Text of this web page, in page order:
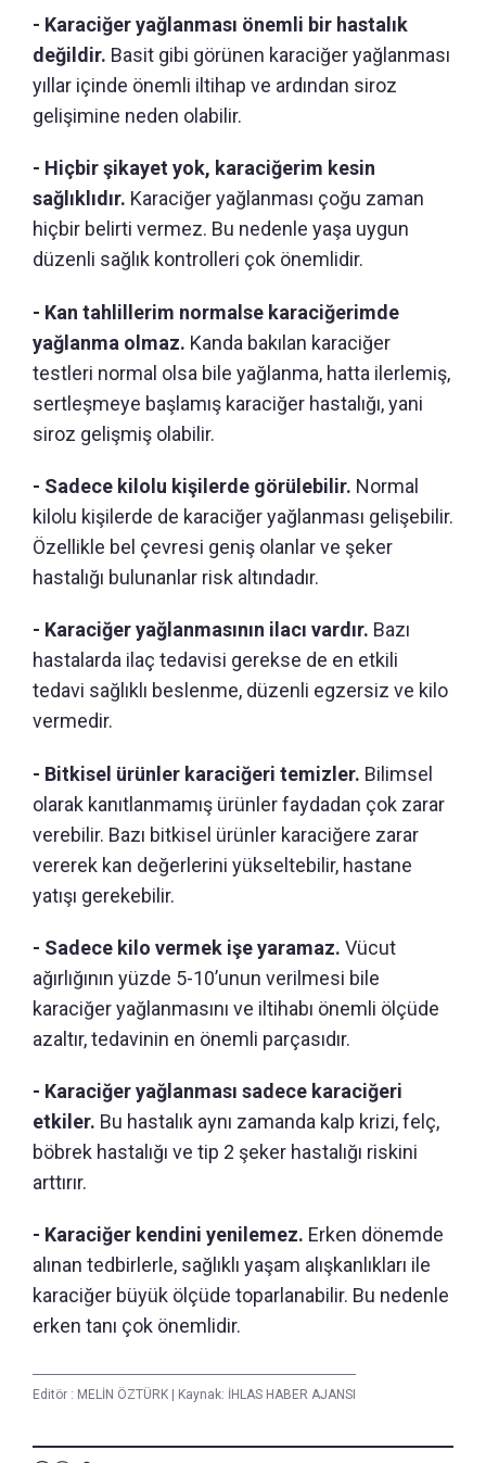
- Karaciğer yağlanması önemli bir hastalık
değildir. Basit gibi görünen karaciğer yağlanması
yıllar içinde önemli iltihap ve ardından siroz
gelişimine neden olabilir.
- Hiçbir şikayet yok, karaciğerim kesin
sağlıklıdır. Karaciğer yağlanması çoğu zaman
hiçbir belirti vermez. Bu nedenle yaşa uygun
düzenli sağlık kontrolleri çok önemlidir.
- Kan tahlillerim normalse karaciğerimde
yağlanma olmaz. Kanda bakılan karaciğer
testleri normal olsa bile yağlanma, hatta ilerlemiş,
sertleşmeye başlamış karaciğer hastalığı, yani
siroz gelişmiş olabilir.
- Sadece kilolu kişilerde görülebilir. Normal
kilolu kişilerde de karaciğer yağlanması gelişebilir.
Özellikle bel çevresi geniş olanlar ve şeker
hastalığı bulunanlar risk altındadır.
- Karaciğer yağlanmasının ilacı vardır. Bazı
hastalarda ilaç tedavisi gerekse de en etkili
tedavi sağlıklı beslenme, düzenli egzersiz ve kilo
vermedir.
- Bitkisel ürünler karaciğeri temizler. Bilimsel
olarak kanıtlanmamış ürünler faydadan çok zarar
verebilir. Bazı bitkisel ürünler karaciğere zarar
vererek kan değerlerini yükseltebilir, hastane
yatışı gerekebilir.
- Sadece kilo vermek işe yaramaz. Vücut
ağırlığının yüzde 5-10’unun verilmesi bile
karaciğer yağlanmasını ve iltihabı önemli ölçüde
azaltır, tedavinin en önemli parçasıdır.
- Karaciğer yağlanması sadece karaciğeri
etkiler. Bu hastalık aynı zamanda kalp krizi, felç,
böbrek hastalığı ve tip 2 şeker hastalığı riskini
arttırır.
- Karaciğer kendini yenilemez. Erken dönemde
alınan tedbirlerle, sağlıklı yaşam alışkanlıkları ile
karaciğer büyük ölçüde toparlanabilir. Bu nedenle
erken tanı çok önemlidir.
Editör : MELİN ÖZTÜRK Kaynak: İHLAS HABER AJANSI